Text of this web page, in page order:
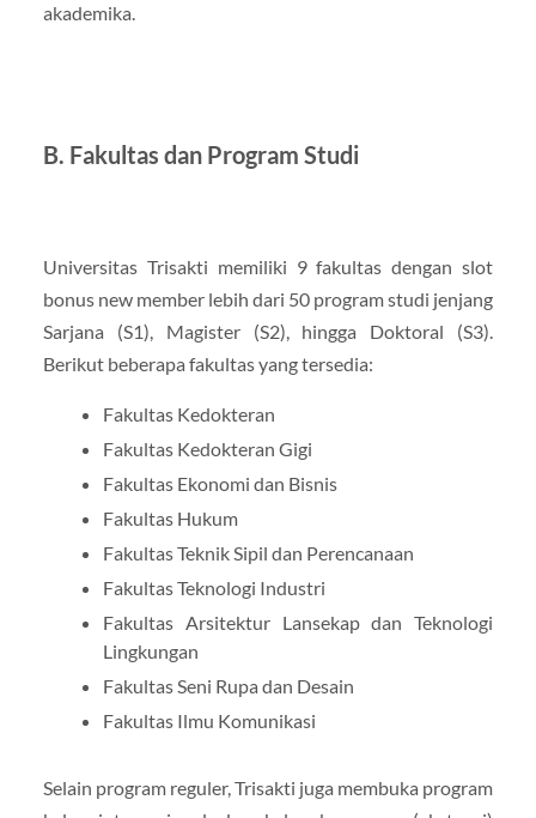
akademika.
B. Fakultas dan Program Studi
Universitas Trisakti memiliki 9 fakultas dengan slot
bonus new member lebih dari 50 program studi jenjang
Sarjana (S1), Magister (S2), hingga Doktoral (S3).
Berikut beberapa fakultas yang tersedia:
Fakultas Kedokteran
Fakultas Kedokteran Gigi
Fakultas Ekonomi dan Bisnis
Fakultas Hukum
Fakultas Teknik Sipil dan Perencanaan
Fakultas Teknologi Industri
Fakultas Arsitektur Lansekap dan Teknologi
Lingkungan
Fakultas Seni Rupa dan Desain
Fakultas Ilmu Komunikasi
Selain program reguler, Trisakti juga membuka program